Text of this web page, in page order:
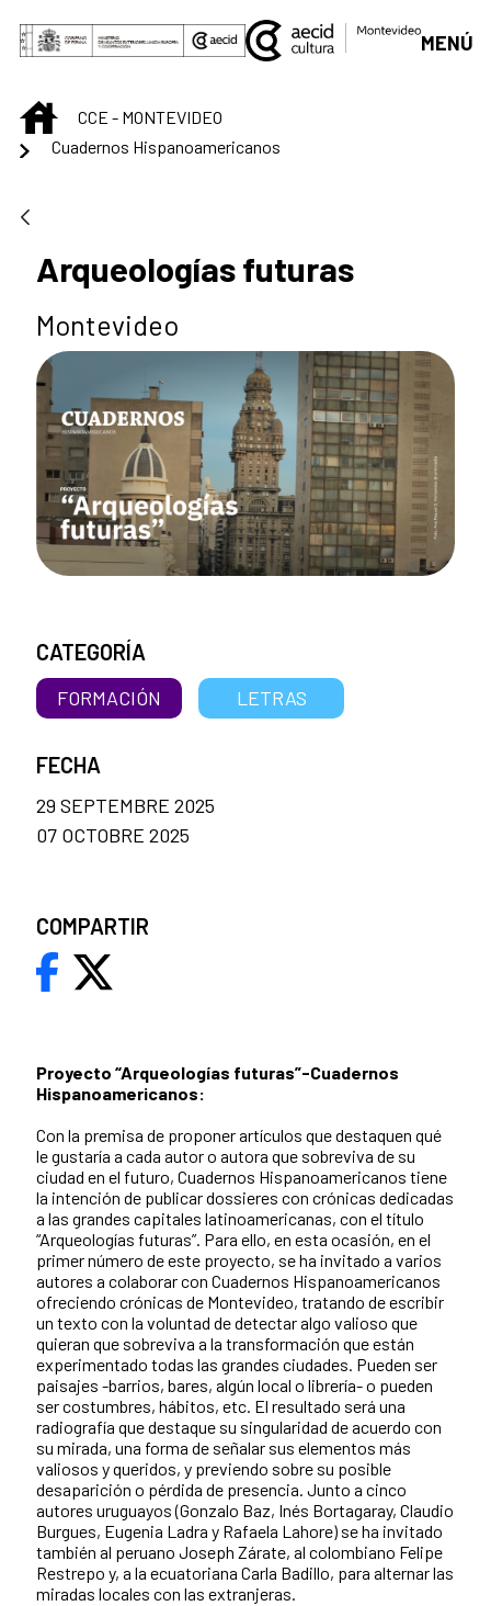
Saut au contenu principal
MENÚ
INICIOCCE - MONTEVIDEO
Cuadernos Hispanoamericanos
Arqueologías futuras
Montevideo
Proyecto “Arqueologías futuras”-Cuadernos
Hispanoamericanos:
Con la premisa de proponer artículos que destaquen qué
le gustaría a cada autor o autora que sobreviva de su
ciudad en el futuro, Cuadernos Hispanoamericanos tiene
la intención de publicar dossieres con crónicas dedicadas
a las grandes capitales latinoamericanas, con el título
“Arqueologías futuras”. Para ello, en esta ocasión, en el
primer número de este proyecto, se ha invitado a varios
autores a colaborar con Cuadernos Hispanoamericanos
ofreciendo crónicas de Montevideo, tratando de escribir
un texto con la voluntad de detectar algo valioso que
quieran que sobreviva a la transformación que están
experimentado todas las grandes ciudades. Pueden ser
paisajes -barrios, bares, algún local o librería- o pueden
ser costumbres, hábitos, etc. El resultado será una
radiografía que destaque su singularidad de acuerdo con
su mirada, una forma de señalar sus elementos más
valiosos y queridos, y previendo sobre su posible
desaparición o pérdida de presencia. Junto a cinco
autores uruguayos (Gonzalo Baz, Inés Bortagaray, Claudio
Burgues, Eugenia Ladra y Rafaela Lahore) se ha invitado
también al peruano Joseph Zárate, al colombiano Felipe
Restrepo y, a la ecuatoriana Carla Badillo, para alternar las
miradas locales con las extranjeras.
CATEGORÍA
FORMACIÓN LETRAS
FECHA
29 SEPTEMBRE 2025
07 OCTOBRE 2025
COMPARTIR